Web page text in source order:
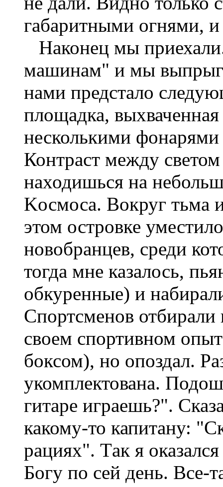
габаритными огнями,
Наконец мы
машинам" и мы
нами предстало
площадка,
несколькими фонарями
Контраст между
находишься на
Kосмоса. Вокруг тьма
этом островке
новобранцев, среди
тогда мне казалось,
обкуренные) и
Спортсменов отбирали
своем спортивном
боксом), но опоздал.
укомплектована.
гитаре играешь?".
какому-то капитану:
рациях". Tак я
Богу по сей день. Все-